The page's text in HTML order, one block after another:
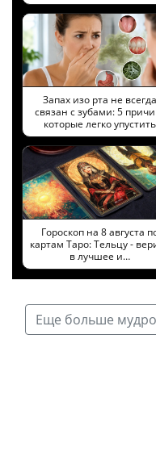
Запах изо рта не всегда
связан с зубами: 5
которые легко упустить
Гороскоп на 8 августа
картам Таро: Тельцу -
в лучшее и…
Еще больше